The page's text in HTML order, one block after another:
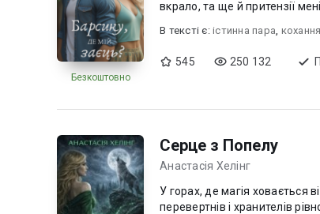
Безкоштовно
вкрало, та ще й притензії
В текcті є: істинна пара,
545 250 132
Серце з Попелу
Анастасія Хелінг
У горах, де магія ховається
перевертнів і хранителів